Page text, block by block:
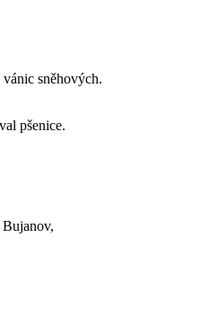
sněhových.
pšenice.